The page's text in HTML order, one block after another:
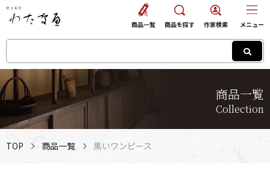
商品一覧
Collection
商品一覧 商品を探す 作家検索 メニュー
TOP 商品一覧 黒いワンピース